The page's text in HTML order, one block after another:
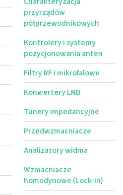
przyrządów
półprzewodnikowych
Kontrolery i systemy
pozycjonowania anten
Filtry RF i mikrofalowe
Konwertery LNB
Tunery impedancyjne
Przedwzmacniacze
Analizatory widma
Wzmacniacze
homodynowe (Lock‑in)